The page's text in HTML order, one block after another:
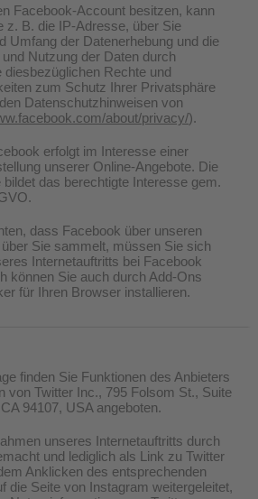
Facebook-Account besitzen, kann
z. B. die IP-Adresse, über Sie
Umfang der Datenerhebung und die
Nutzung der Daten durch
Rechte und
zum Schutz Ihrer Privatsphäre
Datenschutzhinweisen von
about/privacy/).
erfolgt im Interesse einer
unserer Online-Angebote. Die
das berechtigte Interesse gem.
dass Facebook über unseren
Sie sammelt, müssen Sie sich
Internetauftritts bei Facebook
können Sie auch durch Add-Ons
für Ihren Browser installieren.
finden Sie Funktionen des Anbieters
von Twitter Inc., 795 Folsom St., Suite
94107, USA angeboten.
unseres Internetauftritts durch
und lediglich als Link zu Twitter
Anklicken des entsprechenden
die Seite von Instagram weitergeleitet,